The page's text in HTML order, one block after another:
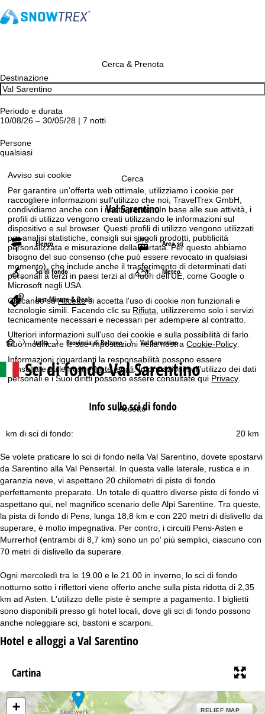
Avviso sui cookie
Per garantire un'offerta web ottimale, utilizziamo i cookie per
raccogliere informazioni sull'utilizzo che noi, TravelTrex GmbH,
condividiamo anche con i nostri partner. In base alle sue attività, i
profili di utilizzo vengono creati utilizzando le informazioni sul
dispositivo e sul browser. Questi profili di utilizzo vengono utilizzati
per analisi statistiche, consigli sui singoli prodotti, pubblicità
personalizzata e misurazione della portata. Per questo abbiamo
bisogno del suo consenso (che può essere revocato in qualsiasi
momento), che include anche il trasferimento di determinati dati
personali a terzi in paesi terzi al di fuori dell'UE, come Google o
Microsoft negli USA.
Cliccando suAccettosi accetta l'uso di cookie non funzionali e
tecnologie simili. Facendo clic su Rifiuta , utilizzeremo solo i servizi
tecnicamente necessari e necessari per adempiere al contratto.
Ulteriori informazioni sull'uso dei cookie e sulla possibilità di farlo.
Può modificare le sue impostazioni nella nostraCookie-Policy
Informazioni riguardanti la responsabilità possono essere
consultate sulle nostreNote legali. Informazioni sull'utilizzo dei dati
personali e i Suoi diritti possono essere consultate qui Privacy
Accetto
Cerca & Prenota
Destinazione
Periodo e durata
10/08/26 – 30/05/28 | 7 notti
Persone
qualsiasi
Cerca
Val Sarentino
Elenco Area sci
Sci di fondo Meteo
Last-Minute & Deals
H
o
p
e
Italia Provincia di Bolzano Val Sarentino
Sci di fondo Val Sarentino
Info sullo sci di fondo
20 km
km di sci di fondo:
Se volete praticare lo sci di fondo nella Val Sarentino, dovete spostarvi
da Sarentino alla Val Pensertal. In questa valle laterale, rustica e in
garanzia neve, vi aspettano 20 chilometri di piste di fondo
perfettamente preparate. Un totale di quattro diverse piste di fondo vi
aspettano qui, nel magnifico scenario delle Alpi Sarentine. Tra queste,
la pista di fondo di Pens, lunga 18,8 km e con 220 metri di dislivello da
superare, è molto impegnativa. Per contro, i circuiti Pens-Asten e
Murrerhof (entrambi di 8,7 km) sono un po' più semplici, ciascuno con
70 metri di dislivello da superare.
Ogni mercoledì tra le 19.00 e le 21.00 in inverno, lo sci di fondo
notturno sotto i riflettori viene offerto anche sulla pista ridotta di 2,35
km ad Asten. L'utilizzo delle piste è sempre a pagamento. I biglietti
sono disponibili presso gli hotel locali, dove gli sci di fondo possono
anche noleggiare sci, bastoni e scarponi.
Hotel e alloggi a Val Sarentino
Cartina
+ RELIEF MAP